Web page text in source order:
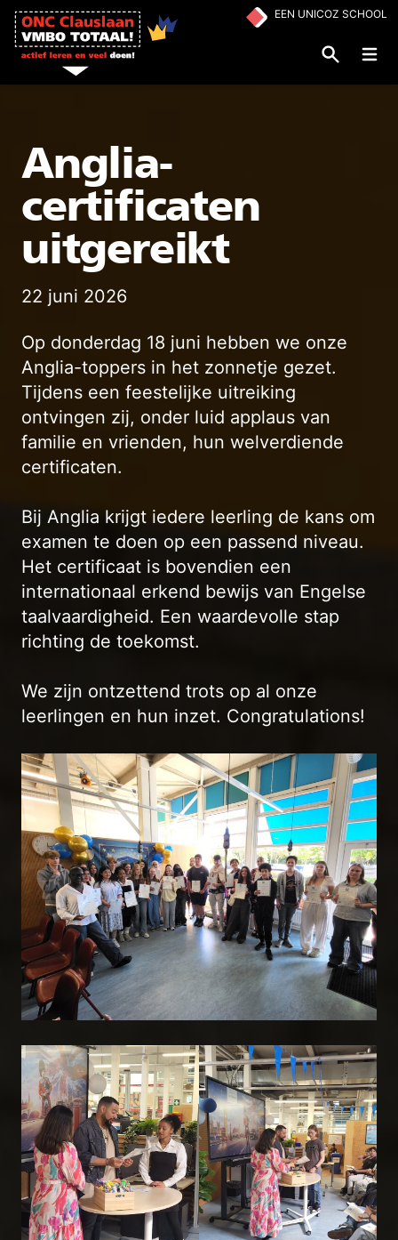
Ga naar de inhoud EEN UNICOZ SCHOOL
Anglia-
certificaten
uitgereikt
22 juni 2026
Op donderdag 18 juni hebben we onze
Anglia-toppers in het zonnetje gezet.
Tijdens een feestelijke uitreiking
ontvingen zij, onder luid applaus van
familie en vrienden, hun welverdiende
certificaten.
Bij Anglia krijgt iedere leerling de kans om
examen te doen op een passend niveau.
Het certificaat is bovendien een
internationaal erkend bewijs van Engelse
taalvaardigheid. Een waardevolle stap
richting de toekomst.
We zijn ontzettend trots op al onze
leerlingen en hun inzet. Congratulations!